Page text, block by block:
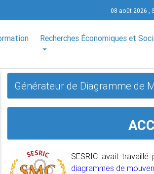
08 août 2026 ,
Recherches Économiques et
Générateur de Diagramme de
SESRIC avait
diagrammes de